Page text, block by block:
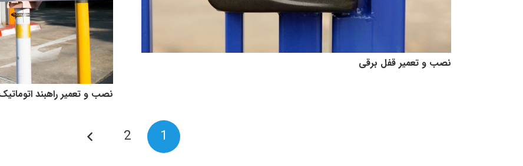
نصب و تعمیر قفل برقی
نصب و تعمیر راهبند
1
2